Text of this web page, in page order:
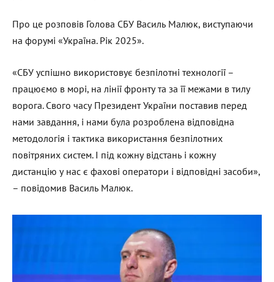
Про це розповів Голова СБУ Василь Малюк, виступаючи
на форумі «Україна. Рік 2025».
«СБУ успішно використовує безпілотні технології –
працюємо в морі, на лінії фронту та за її межами в тилу
ворога. Свого часу Президент України поставив перед
нами завдання, і нами була розроблена відповідна
методологія і тактика використання безпілотних
повітряних систем. І під кожну відстань і кожну
дистанцію у нас є фахові оператори і відповідні засоби»,
– повідомив Василь Малюк.